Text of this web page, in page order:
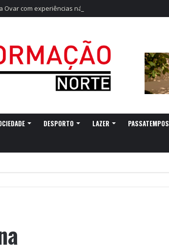
Ovar com experiências náuticas e observação de aves
DESPORTO LAZER PASSATEMPOS